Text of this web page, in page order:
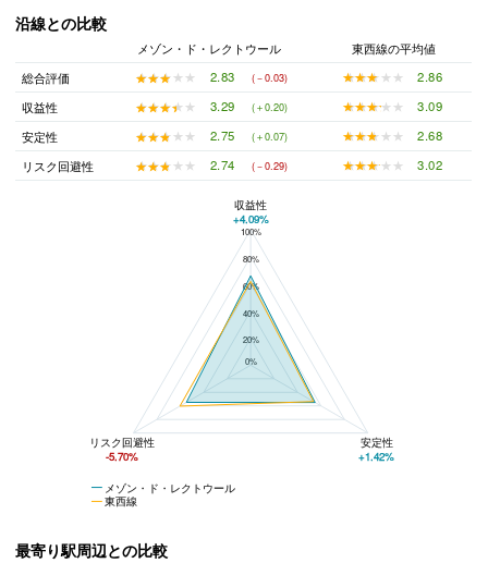
沿線との比較
メゾン・ド・レクトウール
東西線の平均値
総合評価
★★★★★
★★★★★ 2.83 (－0.03) ★★★★★
★★★★★
2.86
収益性
★★★★★
★★★★★ 3.29 (＋0.20) ★★★★★
★★★★★
3.09
安定性
★★★★★
★★★★★ 2.75 (＋0.07) ★★★★★
★★★★★
2.68
リスク回避性
★★★★★
★★★★★ 2.74 (－0.29) ★★★★★
★★★★★ 3.02
メゾン・ド・レクトウールと東西線の平均値の総合評価の比較
100%
80%
60%
40%
20%
0%
メゾン・ド・レクトウール
東西線
収益性
+4.09%
リスク回避性
-5.70%
安定性
+1.42%
最寄り駅周辺との比較